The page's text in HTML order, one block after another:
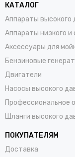
КАТАЛОГ
Аппараты высокого
Аппараты низкого и
Аксессуары для
Бензиновые
Двигатели
Насосы высокого
Профессиональное
Шланги высокого
ПОКУПАТЕЛЯМ
Доставка